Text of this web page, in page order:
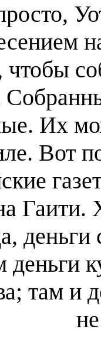
Их
Вот
деньги
там и